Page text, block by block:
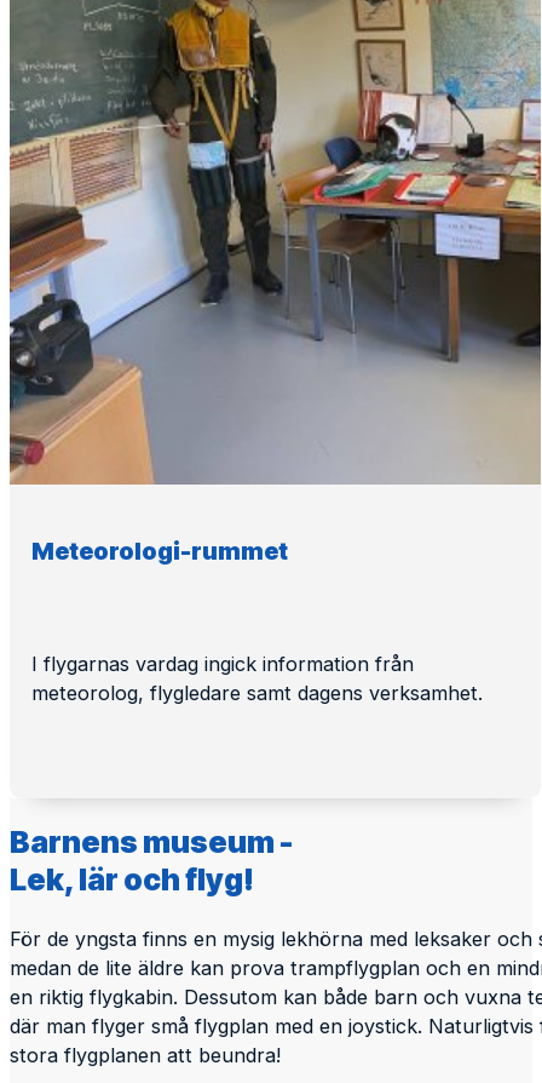
Meteorologi-rummet
I flygarnas vardag ingick information från
meteorolog, flygledare samt dagens verksamhet.
Barnens museum -
Lek, lär och flyg!
För de yngsta finns en mysig lekhörna med leksaker och
medan de lite äldre kan prova trampflygplan och en
en riktig flygkabin. Dessutom kan både barn och vuxna
där man flyger små flygplan med en joystick. Naturligtvis
stora flygplanen att beundra!